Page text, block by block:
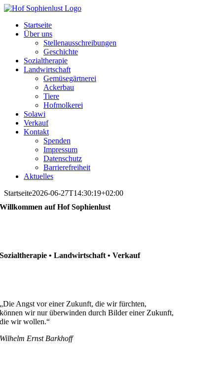
Skip
contentStartseite
Über uns
Stellenausschreibungen
Geschichte
Sozialtherapie
Landwirtschaft
Gemüsegärtnerei
Ackerbau
Tiere
Hofmolkerei
Solawi
Verkauf
Kontakt
Spenden
Impressum
Datenschutz
Barrierefreiheit
Aktuelles
Startseite2026-06-27T14:30:19+02:00
Willkommen auf Hof Sophienlust
Sozialtherapie • Landwirtschaft • Verkauf
„Die Angst vor einer Zukunft, die wir fürchten,
können wir nur überwinden durch Bilder einer Zukunft,
die wir wollen.“
Wilhelm Ernst Barkhoff